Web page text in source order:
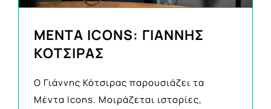
ΜΕΝΤΑ ICONS: ΓΙΑΝΝΗΣ
ΚΟΤΣΙΡΑΣ
Ο Γιάννης Κότσιρας παρουσιάζει τα
Μέντα Icons. Μοιράζεται ιστορίες,